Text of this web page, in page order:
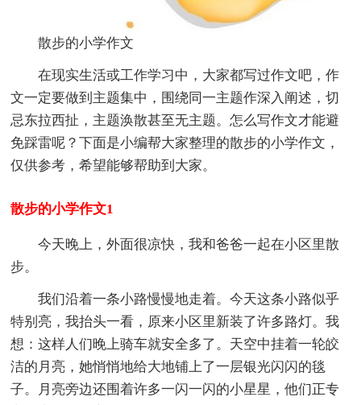
散步的小学作文
在现实生活或工作学习中，大家都写过作文吧，作
文一定要做到主题集中，围绕同一主题作深入阐述，切
忌东拉西扯，主题涣散甚至无主题。怎么写作文才能避
免踩雷呢？下面是小编帮大家整理的散步的小学作文，
仅供参考，希望能够帮助到大家。
散步的小学作文1
今天晚上，外面很凉快，我和爸爸一起在小区里散
步。
我们沿着一条小路慢慢地走着。今天这条小路似乎
特别亮，我抬头一看，原来小区里新装了许多路灯。我
想：这样人们晚上骑车就安全多了。天空中挂着一轮皎
洁的月亮，她悄悄地给大地铺上了一层银光闪闪的毯
子。月亮旁边还围着许多一闪一闪的小星星，他们正专